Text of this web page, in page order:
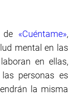
de «Cuéntame»,
mental en las
en ellas,
personas es
la misma